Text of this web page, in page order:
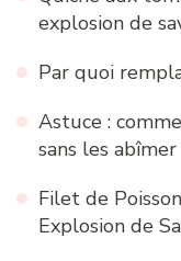
explosion de
Par quoi
Astuce :
sans les abîmer
Filet de
Explosion de